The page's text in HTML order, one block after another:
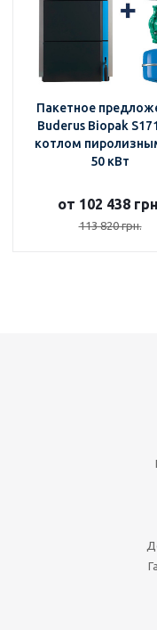
Пакетное
Buderus Biopak
котлом
50 кВт
от 102 438
113 820 грн.